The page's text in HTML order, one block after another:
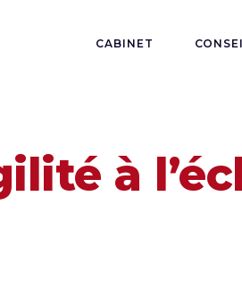
CABINET
à